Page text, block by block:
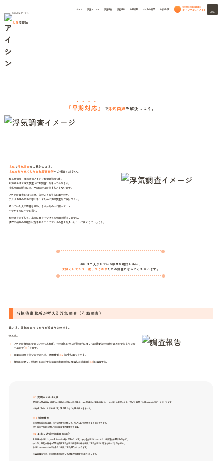
株式会社アイシン
北見探偵社
ホーム 調査メニュー 調査事例 調査料金 会社概要 よくある質問 お客様の声
24時間365日相談無料
011-598-1230 MENU
『早期対応』 で浮気問題を解決しよう。
北見で浮気調査をご検討の方は、
北見を知り尽くした当探偵事務所へご相談ください。
北見興信所・株式会社アイシン探偵事務所では、
北海道全域で浮気調査（行動調査）を承っております。
浮気問題の解決には、早期の対応が望ましいと思います。
アナタが真実を知った時、どのような答えを出すのか、
アナタ自身の本当の答えを出すために浮気調査をご検討下さい。
信じていた人の不審な行動、まさかあの人に限って・・・
不安がさらに不安を招く。
心の眼を閉ざして、真実に目をそむけても問題は解決しません。
現在の相手の正確な状況を知ることでアナタの答えを見つけ出してはどうでしょうか。
当社は二人がお互いの存在を確認しあい、
夫婦としてもう一度、やり直すための調査になることを願います。
当探偵事務所が考える浮気調査（行動調査）
戦いは、証拠を取ってからが始まりなのです。
例えば…
アナタが離婚を望まないのであれば、その証拠を元に浮気相手に対して配偶者との交際を止めさせるよう交際
中止命令(※1)を出す。
当面の別居を望むのであれば、婚因費用(※2)の申し立てをする。
離婚を決断し、慰謝料を請求する場合は家事紛争に精通した弁護士(※3)を選任する。
※1 交際中止命令とは
配偶者の不貞行為（浮気）の客観的な証拠がある場合、その配偶者の浮気相手に対して弁護士を代理人として正式な書面で交際の中止を促すことができます。
※夫婦であることが前提です。恋人同士などの場合はできません。
※2 婚因費用
夫婦間の別居の場合、様々な要因を加味して、収入分配を要求することができます。
例）別居中の妻に対して夫が生活費の補填をする等。
※3 事案に適任の弁護士を紹介
北海道の弁護士は1,025名（2020年3月31日現在）です。その各弁護士においても、得意専攻分野があります。
やはり、浮気や離婚の問題を委任する弁護士は家事紛争を得意とする弁護士に頼まなければなりません。
弁護士のホームページを見ると得意とする分野がわかります。
※当興信所では、ご依頼の事案に対して適任の弁護士を紹介いたします。